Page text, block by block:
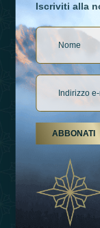
Iscriviti alla
ABBONATI